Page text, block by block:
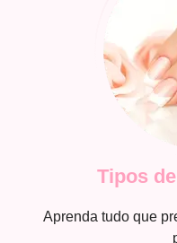
Tipos
Aprenda tudo que